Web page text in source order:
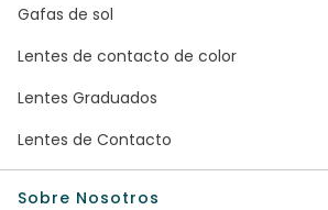
Gafas de sol
Lentes de contacto de color
Lentes Graduados
Lentes de Contacto
Sobre Nosotros